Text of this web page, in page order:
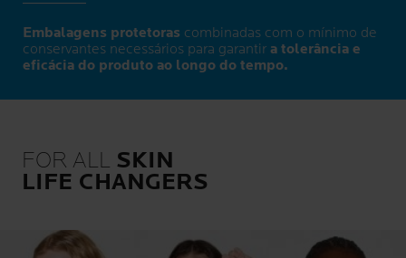
Embalagens protetoras combinadas com o mínimo de
conservantes necessários para garantir a tolerância e
eficácia do produto ao longo do tempo.
FOR ALL SKIN
LIFE CHANGERS